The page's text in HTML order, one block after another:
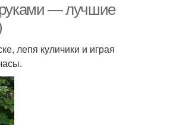
— лучшие
лепя куличики и играя